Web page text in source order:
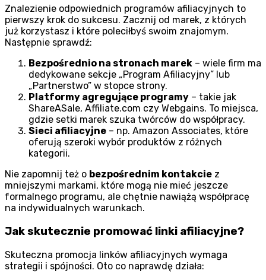
Znalezienie odpowiednich programów afiliacyjnych to
pierwszy krok do sukcesu. Zacznij od marek, z których
już korzystasz i które poleciłbyś swoim znajomym.
Następnie sprawdź:
Bezpośrednio na stronach marek – wiele firm ma
dedykowane sekcje „Program Afiliacyjny” lub
„Partnerstwo” w stopce strony.
Platformy agregujące programy – takie jak
ShareASale, Affiliate.com czy Webgains. To miejsca,
gdzie setki marek szuka twórców do współpracy.
Sieci afiliacyjne – np. Amazon Associates, które
oferują szeroki wybór produktów z różnych
kategorii.
Nie zapomnij też o bezpośrednim kontakcie z
mniejszymi markami, które mogą nie mieć jeszcze
formalnego programu, ale chętnie nawiążą współpracę
na indywidualnych warunkach.
Jak skutecznie promować linki afiliacyjne?
Skuteczna promocja linków afiliacyjnych wymaga
strategii i spójności. Oto co naprawdę działa: